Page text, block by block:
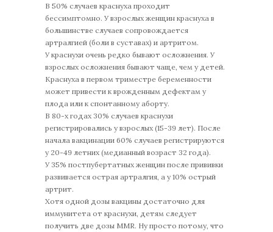
В 50% случаев краснуха проходит
бессимптомно. У взрослых женщин краснуха в
большинстве случаев сопровождается
артралгией (боли в суставах) и артритом.
У краснухи очень редко бывают осложнения. У
взрослых осложнения бывают чаще, чем у детей.
Краснуха в первом триместре беременности
может привести к врожденным дефектам у
плода или к спонтанному аборту.
В 80-х годах 30% случаев краснухи
регистрировались у взрослых (15-39 лет). После
начала вакцинации 60% случаев регистрируются
у 20-49 летних (медианный возраст 32 года).
У 35% постпубертатных женщин после прививки
развивается острая артралгия, а у 10% острый
артрит.
Хотя одной дозы вакцины достаточно для
иммунитета от краснухи, детям следует
получить две дозы MMR. Ну просто потому, что